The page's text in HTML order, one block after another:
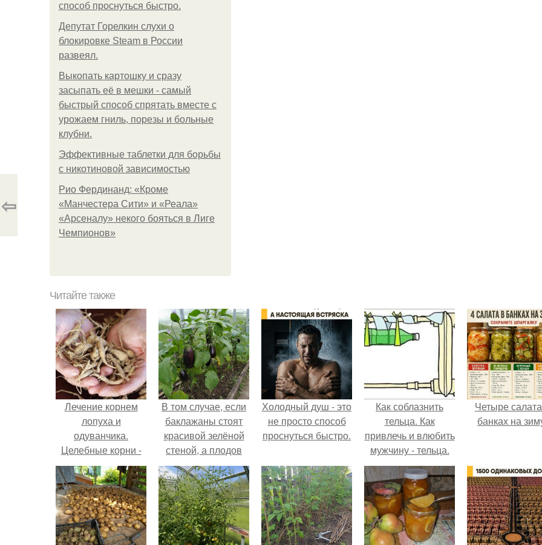
способ проснуться быстро.
Депутат Горелкин слухи о
блокировке Steam в России
развеял.
Выкопать картошку и сразу
засыпать её в мешки - самый
быстрый способ спрятать вместе с
урожаем гниль, порезы и больные
клубни.
Эффективные таблетки для борьбы
с никотиновой зависимостью
Рио Фердинанд: «Кроме
«Манчестера Сити» и «Реала»
«Арсеналу» некого бояться в Лиге
Чемпионов»
⇦
Читайте также
Лечение корнем
лопуха и
одуванчика.
Целебные корни -
пырей, одуванчик,
лопух.
В том случае, если
баклажаны стоят
красивой зелёной
стеной, а плодов
почти не видно -
радоваться тут
нечему.
Холодный душ - это
не просто способ
проснуться быстро.
Как соблазнить
тельца. Как
привлечь и влюбить
мужчину - тельца.
Четыре
банках на